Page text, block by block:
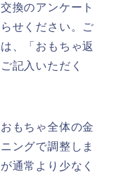
換のアンケート
せください。ご
、「おもちゃ返
記入いただく
もちゃ全体の金
ングで調整しま
通常より少なく